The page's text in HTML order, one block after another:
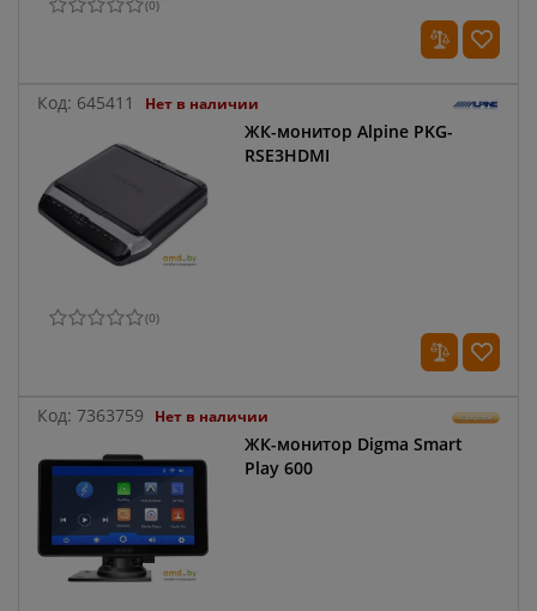
(0)
Код: 645411 Нет в наличии
ЖК-монитор Alpine PKG-
RSE3HDMI
(0)
Код: 7363759 Нет в наличии
ЖК-монитор Digma Smart
Play 600